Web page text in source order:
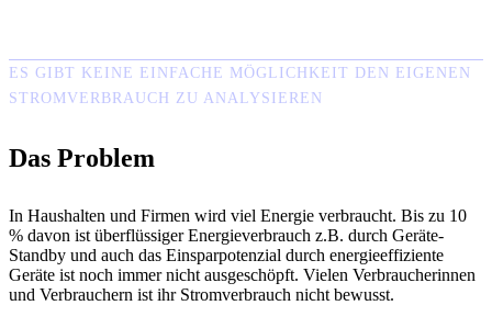
ES GIBT KEINE EINFACHE MÖGLICHKEIT DEN EIGENEN
STROMVERBRAUCH ZU ANALYSIEREN
Das Problem
In Haushalten und Firmen wird viel Energie verbraucht. Bis zu 10
% davon ist überflüssiger Energieverbrauch z.B. durch Geräte-
Standby und auch das Einsparpotenzial durch energieeffiziente
Geräte ist noch immer nicht ausgeschöpft. Vielen Verbraucherinnen
und Verbrauchern ist ihr Stromverbrauch nicht bewusst.